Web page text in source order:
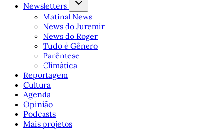
Newsletters
Matinal News
News do Juremir
News do Roger
Tudo é Gênero
Parêntese
Climática
Reportagem
Cultura
Agenda
Opinião
Podcasts
Mais projetos